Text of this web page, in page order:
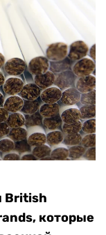
British
которые